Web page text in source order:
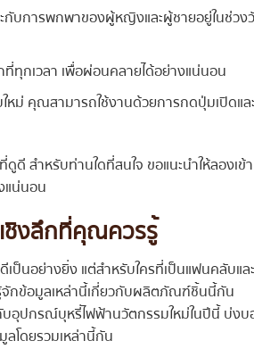
ะกับการพกพาของผู้หญิงและผู้ชายอยู่ในช่วง
ทุกเวลา เพื่อผ่อนคลายได้อย่างแน่นอน
หม่ คุณสามารถใช้งานด้วยการกดปุ่มเปิดแล
สำหรับท่านใดที่สนใจ ขอแนะนำให้ลองเข้า
แน่นอน
เชิงลึกที่คุณควรรู้
ป็นอย่างยิ่ง แต่สำหรับใครที่เป็นแฟนคลับและ
กข้อมูลเหล่านี้เกี่ยวกับผลิตภัณฑ์ชิ้นนี้กัน
อุปกรณ์บุหรี่ไฟฟ้านวัตกรรมใหม่ในปีนี้ บ่ง
ลโดยรวมเหล่านี้กัน